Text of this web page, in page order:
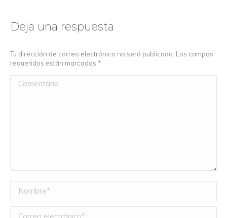
Deja una respuesta
Tu dirección de correo electrónico no será publicada. Los campos
requeridos están marcados *
Comentario
Nombre *
Correo electrónico *